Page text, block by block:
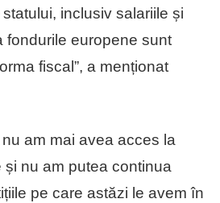
inclusiv salariile și
fondurile europene sunt
fiscal”, a menționat
am mai avea acces la
nu am putea continua
pe care astăzi le avem în